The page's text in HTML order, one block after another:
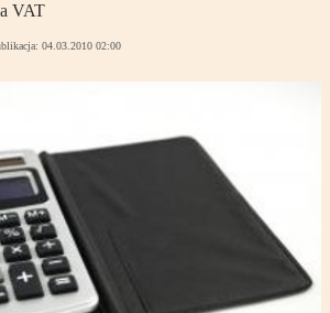
VAT
04.03.2010 02:00